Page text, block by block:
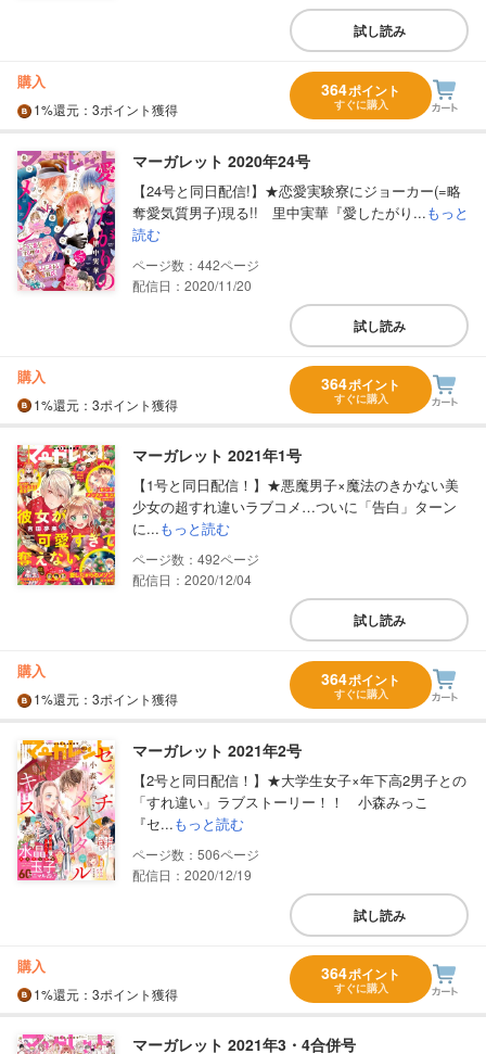
試し読み
購入
1%還元 ：3ポイント獲得
364ポイント
すぐに購入
マーガレット 2020年24号
【24号と同日配信!】★恋愛実験寮にジョーカー(=略
奪愛気質男子)現る!! 里中実華『愛したがり...もっと
読む
442
配信日：2020/11/20
試し読み
購入
1%還元 ：3ポイント獲得
364ポイント
すぐに購入
マーガレット 2021年1号
【1号と同日配信！】★悪魔男子×魔法のきかない美
少女の超すれ違いラブコメ…ついに「告白」ターン
に...もっと読む
492
配信日：2020/12/04
試し読み
購入
1%還元 ：3ポイント獲得
364ポイント
すぐに購入
マーガレット 2021年2号
【2号と同日配信！】★大学生女子×年下高2男子との
「すれ違い」ラブストーリー！！ 小森みっこ
『セ...もっと読む
506
配信日：2020/12/19
試し読み
購入
1%還元 ：3ポイント獲得
364ポイント
すぐに購入
マーガレット 2021年3・4合併号